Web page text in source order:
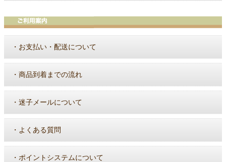
・ お支払い・配送について
・ 商品到着までの流れ
・ 迷子メールについて
・ よくある質問
・ ポイントシステムについて